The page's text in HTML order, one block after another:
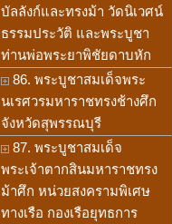
บัลลังก์และทรงม้า วัดนิเวศน์
ธรรมประวัติ และพระบูชา
ท่านพ่อพระยาพิชัยดาบหัก
86. พระบูชาสมเด็จพระ
นเรศวรมหาราชทรงช้างศึก
จังหวัดสุพรรณบุรี
87. พระบูชาสมเด็จ
พระเจ้าตากสินมหาราชทรง
ม้าศึก หน่วยสงครามพิเศษ
ทางเรือ กองเรือยุทธการ